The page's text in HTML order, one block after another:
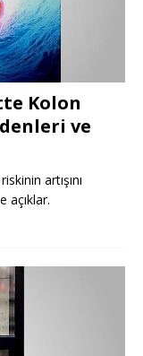
Kolon
ve
artışını
açıklar.